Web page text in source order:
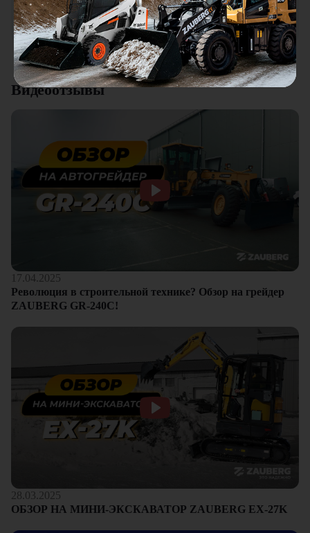
Смотреть все отзывы
качества. Отдельный плюс это внимательное отношение к
клиентам.
Видеоотзывы
17.04.2025
Революция в строительной технике? Обзор на грейдер
ZAUBERG GR-240C!
28.03.2025
ОБЗОР НА МИНИ-ЭКСКАВАТОР ZAUBERG EX-27K